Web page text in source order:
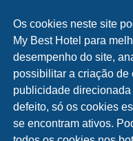
Os cookies neste site
My Best Hotel para
desempenho do site,
possibilitar a criação de
publicidade
defeito, só os cookies
se encontram ativos.
Campismo
Atividades
Restaurantes
A Visitar
INFORMAÇÕES